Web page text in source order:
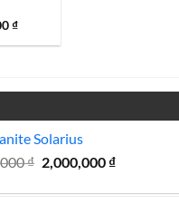
₫Giá
tại
Solarius
₫ Giá
là:
2,000,000 ₫Giá
tại